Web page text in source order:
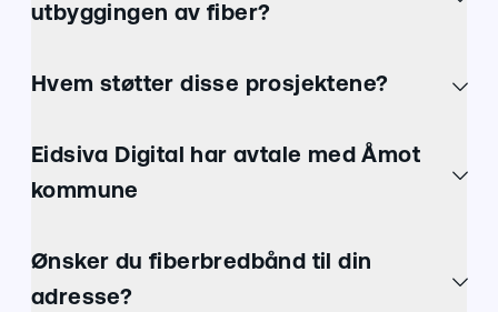
utbyggingen av fiber?
Hvem støtter disse prosjektene?
Eidsiva Digital har avtale med Åmot
kommune
Ønsker du fiberbredbånd til din
adresse?